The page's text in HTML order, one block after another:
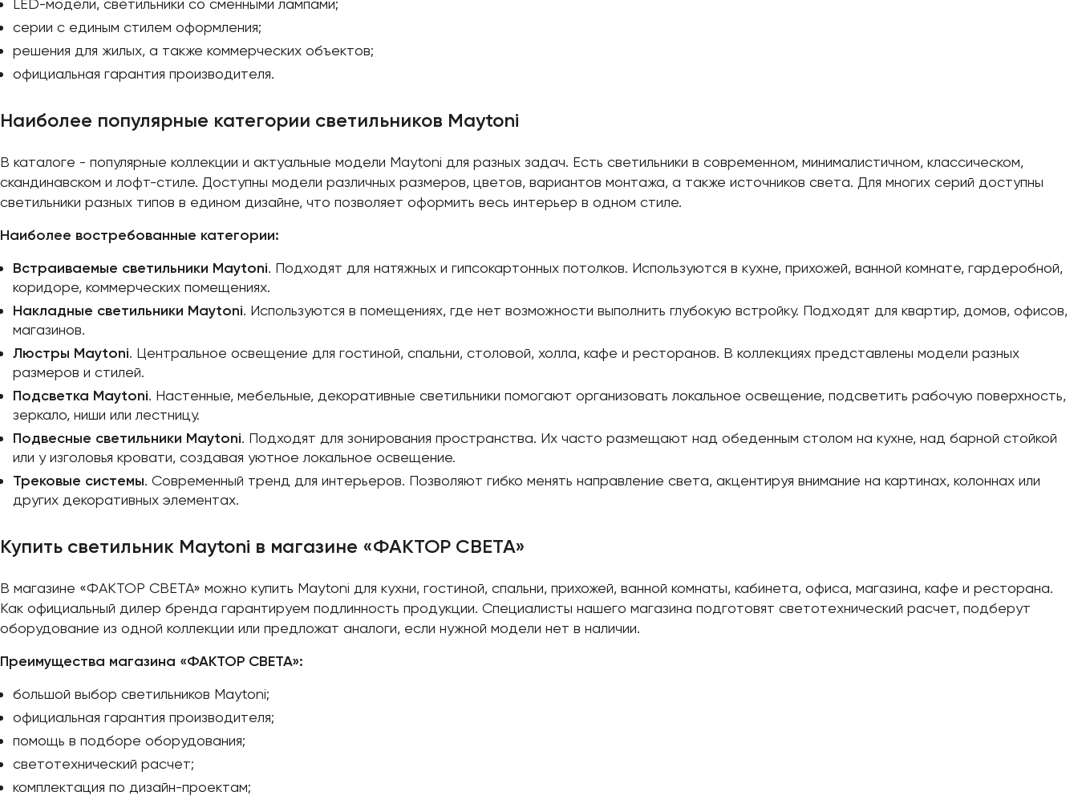
LED-модели, светильники со сменными лампами;
серии с единым стилем оформления;
решения для жилых, а также коммерческих объектов;
официальная гарантия производителя.
Наиболее популярные категории светильников Maytoni
В каталоге - популярные коллекции и актуальные модели Maytoni для разных задач. Есть светильники в современном, минималистичном, классическом,
скандинавском и лофт-стиле. Доступны модели различных размеров, цветов, вариантов монтажа, а также источников света. Для многих серий доступны
светильники разных типов в едином дизайне, что позволяет оформить весь интерьер в одном стиле.
Наиболее востребованные категории:
Встраиваемые светильники Maytoni. Подходят для натяжных и гипсокартонных потолков. Используются в кухне, прихожей, ванной комнате, гардеробной,
коридоре, коммерческих помещениях.
Накладные светильники Maytoni. Используются в помещениях, где нет возможности выполнить глубокую встройку. Подходят для квартир, домов, офисов,
магазинов.
Люстры Maytoni. Центральное освещение для гостиной, спальни, столовой, холла, кафе и ресторанов. В коллекциях представлены модели разных
размеров и стилей.
Подсветка Maytoni. Настенные, мебельные, декоративные светильники помогают организовать локальное освещение, подсветить рабочую поверхность,
зеркало, ниши или лестницу.
Подвесные светильники Maytoni. Подходят для зонирования пространства. Их часто размещают над обеденным столом на кухне, над барной стойкой
или у изголовья кровати, создавая уютное локальное освещение.
Трековые системы. Современный тренд для интерьеров. Позволяют гибко менять направление света, акцентируя внимание на картинах, колоннах или
других декоративных элементах.
Купить светильник Maytoni в магазине «ФАКТОР СВЕТА»
В магазине «ФАКТОР СВЕТА» можно купить Maytoni для кухни, гостиной, спальни, прихожей, ванной комнаты, кабинета, офиса, магазина, кафе и ресторана.
Как официальный дилер бренда гарантируем подлинность продукции. Специалисты нашего магазина подготовят светотехнический расчет, подберут
оборудование из одной коллекции или предложат аналоги, если нужной модели нет в наличии.
Преимущества магазина «ФАКТОР СВЕТА»:
большой выбор светильников Maytoni;
официальная гарантия производителя;
помощь в подборе оборудования;
светотехнический расчет;
комплектация по дизайн-проектам;